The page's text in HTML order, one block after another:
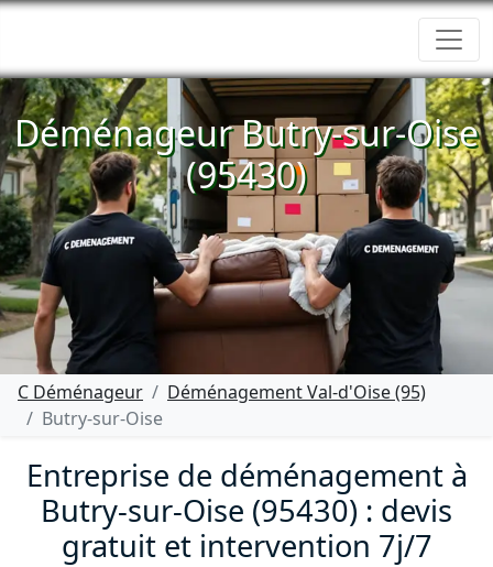
Déménageur Butry-sur-Oise
(95430)
C Déménageur
Déménagement Val-d'Oise (95)
Butry-sur-Oise
Entreprise de déménagement à
Butry-sur-Oise (95430) : devis
gratuit et intervention 7j/7